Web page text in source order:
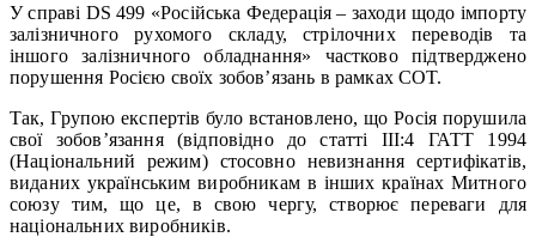
У справі DS 499 «Російська Федерація – заходи щодо імпорту
залізничного рухомого складу, стрілочних переводів та
іншого залізничного обладнання» частково підтверджено
порушення Росією своїх зобов’язань в рамках СОТ.
Так, Групою експертів було встановлено, що Росія порушила
свої зобов’язання (відповідно до статті III:4 ГАТТ 1994
(Національний режим) стосовно невизнання сертифікатів,
виданих українським виробникам в інших країнах Митного
союзу тим, що це, в свою чергу, створює переваги для
національних виробників.